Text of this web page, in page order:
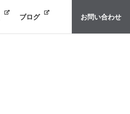
ブログ お問い合わせ